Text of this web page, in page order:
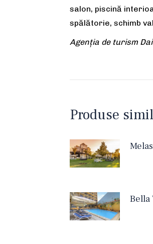
salon, piscină
spălătorie, schimb
Agenția de turism
Produse
Bella